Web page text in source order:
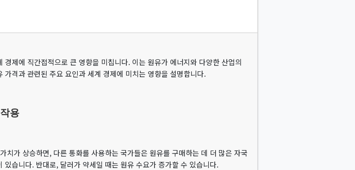
에 직간접적으로 큰 영향을 미칩니다. 이는 원유가 에너지와 다양한 산업의
격과 관련된 주요 요인과 세계 경제에 미치는 영향을 설명합니다.
용
치가 상승하면, 다른 통화를 사용하는 국가들은 원유를 구매하는 데 더 많은 자국
습니다. 반대로, 달러가 약세일 때는 원유 수요가 증가할 수 있습니다.